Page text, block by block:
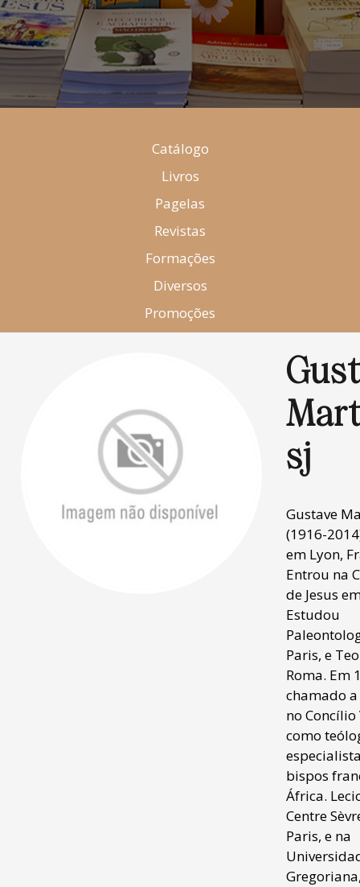
Catálogo
Livros
Pagelas
Revistas
Formações
Diversos
Promoções
sj
Gustave
(1916-
em Lyon,
Entrou na
de Jesus
Estudou
Paris, e
Roma. Em
chamado
no
como
bispos
África.
Centre
Paris, e na